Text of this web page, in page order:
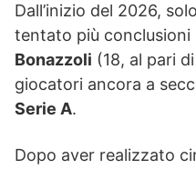
Dall’inizio del 2026,
tentato più conclusioni
Bonazzoli (18, al pari
giocatori ancora a
Serie A.
Dopo aver realizzato